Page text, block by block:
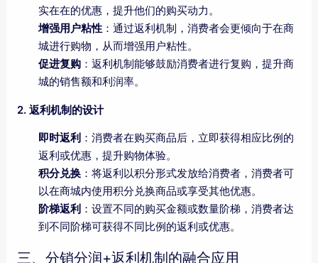
实在在的优惠，提升他们的购买动力。
增强用户粘性：通过返利机制，消费者会更倾向于在商
城进行购物，从而增强用户粘性。
促进复购：返利机制能够鼓励消费者进行复购，提升商
城的销售额和利润率。
2. 返利机制的设计
即时返利：消费者在购买商品后，立即获得相应比例的
返利或优惠，提升购物体验。
积分兑换：将返利以积分形式发放给消费者，消费者可
以在商城内使用积分兑换商品或享受其他优惠。
阶梯返利：设置不同的购买金额或数量阶梯，消费者达
到不同阶梯可获得不同比例的返利或优惠。
三、分销分润+返利机制的融合应用